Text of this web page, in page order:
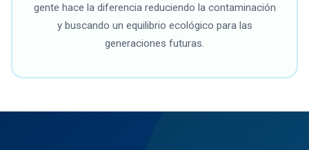
gente hace la diferencia reduciendo la contaminación
y buscando un equilibrio ecológico para las
generaciones futuras.